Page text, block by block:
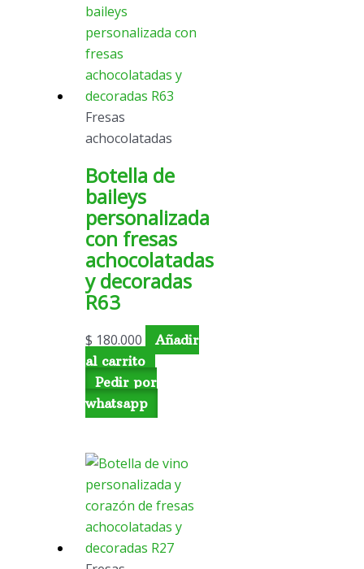
Fresas
achocolatadas
Botella de
baileys
personalizada
con fresas
achocolatadas
y decoradas
R63
$ 180.000
Añadir
al carrito
Pedir por
whatsapp